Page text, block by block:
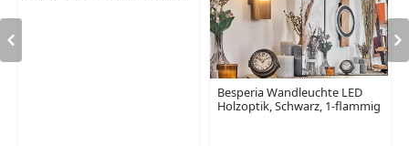
Besperia Wandleuchte LED
Holzoptik, Schwarz, 1-flammig